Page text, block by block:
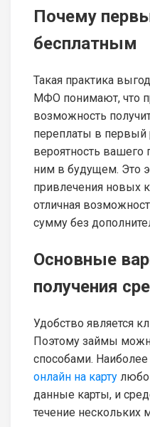
Почему
бесплатным
Такая практика
МФО понимают, что
возможность
переплаты в
вероятность вашего
ним в будущем. Это
привлечения новых
отличная
сумму без
Основные
получения
Удобство является
Поэтому займы
способами.
онлайн на карту
данные карты, и
течение нескольких